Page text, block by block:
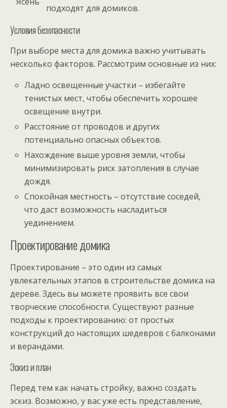
подходят для домиков.
Условия безопасности
При выборе места для домика важно учитывать
несколько факторов. Рассмотрим основные из них:
Ладно освещенные участки – избегайте
тенистых мест, чтобы обеспечить хорошее
освещение внутри.
Расстояние от проводов и других
потенциально опасных объектов.
Нахождение выше уровня земли, чтобы
минимизировать риск затопления в случае
дождя.
Спокойная местность – отсутствие соседей,
что даст возможность насладиться
уединением.
Проектирование домика
Проектирование – это один из самых
увлекательных этапов в строительстве домика на
дереве. Здесь вы можете проявить все свои
творческие способности. Существуют разные
подходы к проектированию: от простых
конструкций до настоящих шедевров с балконами
и верандами.
Эскиз и план
Перед тем как начать стройку, важно создать
эскиз. Возможно, у вас уже есть представление,